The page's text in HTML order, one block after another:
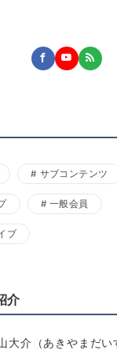
サブコンテンツ
一般会員
ブ
介
大介（あきやまだい